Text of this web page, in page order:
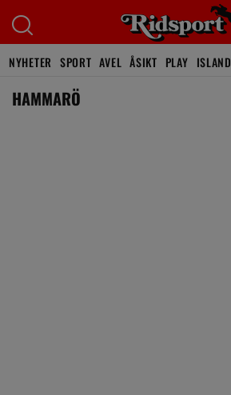
NYHETER SPORT AVEL ÅSIKT PLAY ISLAND
HAMMARÖ